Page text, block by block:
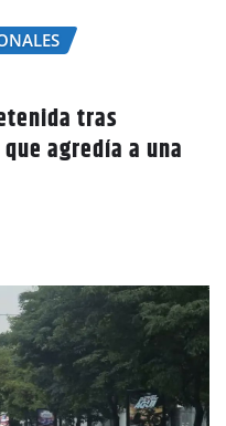
tras
agredía a una